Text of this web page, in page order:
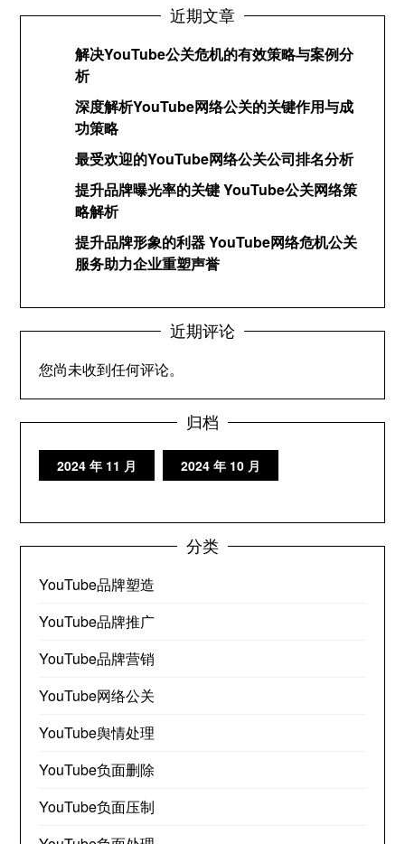
近期文章
解决YouTube公关危机的有效策略与案例分
析
深度解析YouTube网络公关的关键作用与成
功策略
最受欢迎的YouTube网络公关公司排名分析
提升品牌曝光率的关键 YouTube公关网络策
略解析
提升品牌形象的利器 YouTube网络危机公关
服务助力企业重塑声誉
近期评论
您尚未收到任何评论。
归档
2024 年 11 月 2024 年 10 月
分类
YouTube品牌塑造
YouTube品牌推广
YouTube品牌营销
YouTube网络公关
YouTube舆情处理
YouTube负面删除
YouTube负面压制